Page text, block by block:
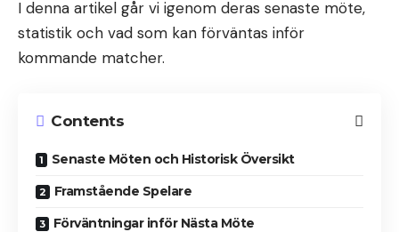
I denna artikel går vi igenom deras senaste möte,
statistik och vad som kan förväntas inför
kommande matcher.
Contents
Senaste Möten och Historisk Översikt
Framstående Spelare
Förväntningar inför Nästa Möte